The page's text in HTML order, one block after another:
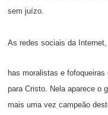
sem juízo.
As redes sociais da
has moralistas e
para Cristo. Nela aparece o
mais uma vez campeão